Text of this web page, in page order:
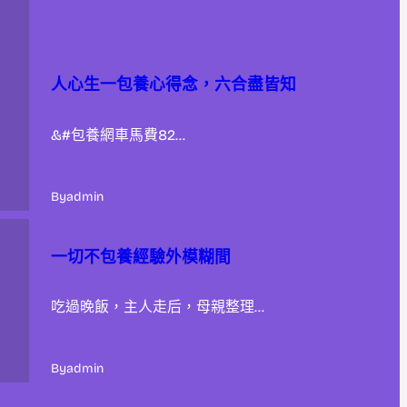
人心生一包養心得念，六合盡皆知
&#包養網車馬費82…
Byadmin
一切不包養經驗外模糊間
吃過晚飯，主人走后，母親整理…
Byadmin